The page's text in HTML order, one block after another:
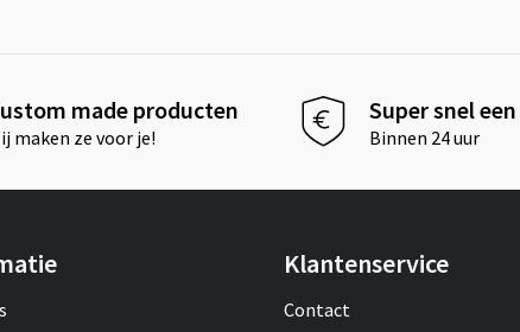
made producten
maken ze voor je!
Super snel
Binnen 24 uur
Klantenservice
Contact